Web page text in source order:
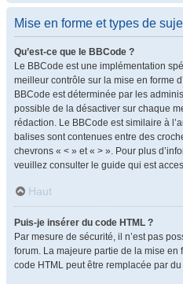
Mise en forme et types de
Qu’est-ce que le BBCode ?
Le BBCode est une implémentation
meilleur contrôle sur la mise en forme
BBCode est déterminée par les
possible de la désactiver sur chaque
rédaction. Le BBCode est similaire à
balises sont contenues entre des
chevrons « < » et « > ». Pour plus
veuillez consulter le guide qui est
Haut
Puis-je insérer du code HTML ?
Par mesure de sécurité, il n’est pas
forum. La majeure partie de la mise
code HTML peut être remplacée par